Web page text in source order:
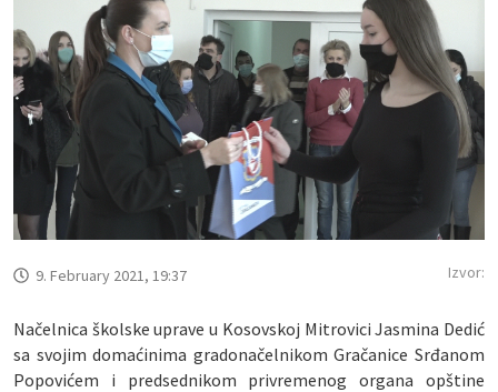
9. February 2021, 19:37 Izvor:
Načelnica školske uprave u Kosovskoj Mitrovici Jasmina Dedić
sa svojim domaćinima gradonačelnikom Gračanice Srđanom
Popovićem i predsednikom privremenog organa opštine